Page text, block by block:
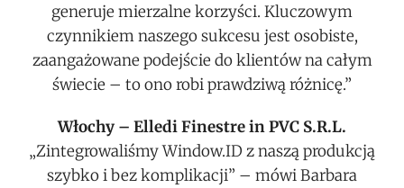
generuje mierzalne korzyści. Kluczowym
czynnikiem naszego sukcesu jest osobiste,
zaangażowane podejście do klientów na całym
świecie – to ono robi prawdziwą różnicę.”
Włochy – Elledi Finestre in PVC S.R.L.
„Zintegrowaliśmy Window.ID z naszą produkcją
szybko i bez komplikacji” – mówi Barbara